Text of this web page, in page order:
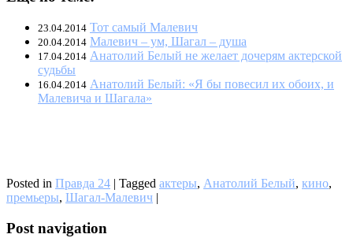
23.04.2014 Тот самый Малевич
20.04.2014 Малевич – ум, Шагал – душа
17.04.2014 Анатолий Белый не желает дочерям актерской
судьбы
16.04.2014 Анатолий Белый: «Я бы повесил их обоих, и
Малевича и Шагала»
Posted in Правда 24 | Tagged актеры, Анатолий Белый, кино,
премьеры, Шагал-Малевич |
Post navigation